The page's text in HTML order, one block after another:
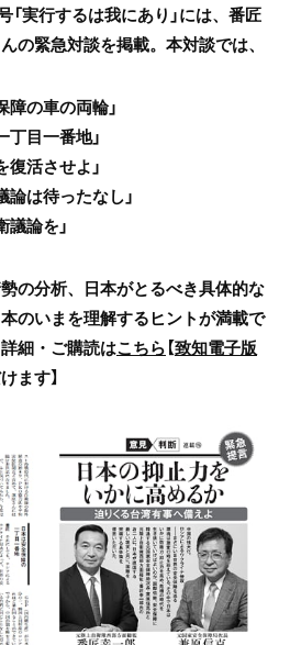
「実行するは我にあり」には、番匠
の緊急対談を掲載。本対談では、
障の車の両輪」
丁目一番地」
復活させよ」
論は待ったなし」
議論を」
の分析、日本がとるべき具体的な
のいまを理解するヒントが満載で
細・ご購読はこちら【致知電子版
ます】